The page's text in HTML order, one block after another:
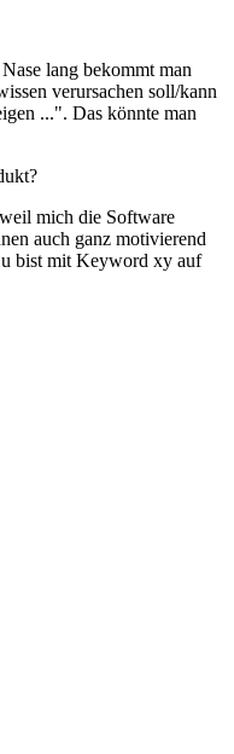
lang bekommt man
verursachen soll/kann
...". Das könnte man
mich die Software
auch ganz motivierend
bist mit Keyword xy auf